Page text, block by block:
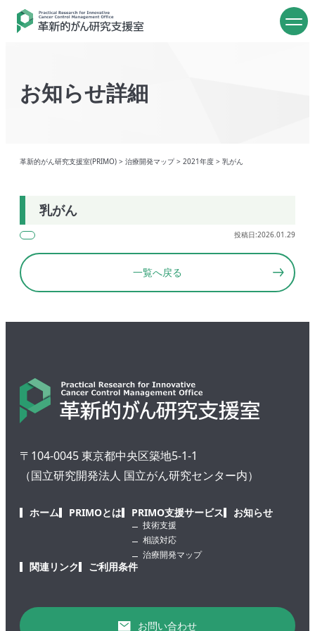
お知らせ詳細
革新的がん研究支援室(PRIMO) > 治療開発マップ> 2021年度 > 乳がん
乳がん
投稿日:2026.01.29
一覧へ戻る
〒104-0045 東京都中央区築地5-1-1
（国立研究開発法人 国立がん研究センター内）
ホーム PRIMOとは PRIMO支援サービス
技術支援
相談対応
治療開発マップ
お知らせ
関連リンク ご利用条件
お問い合わせ